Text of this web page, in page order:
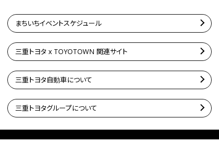
まちいちイベントスケジュール
三重トヨタ x TOYOTOWN 関連サイト
三重トヨタ自動車について
三重トヨタグループについて